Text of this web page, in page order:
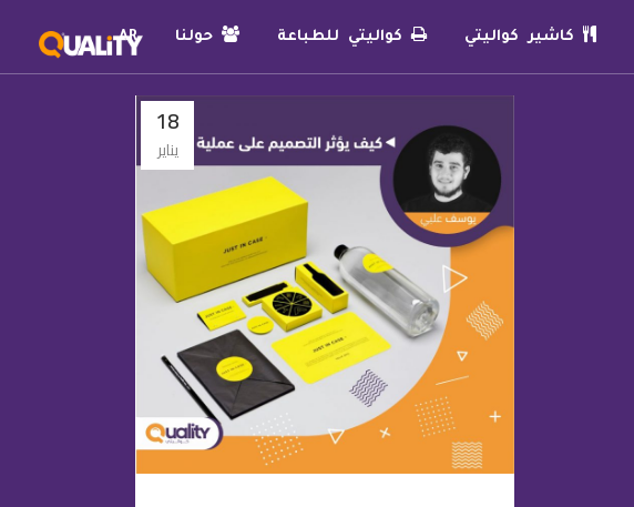
كاشير كواليتي كواليتي للطباعة حولنا AR
18
يناير